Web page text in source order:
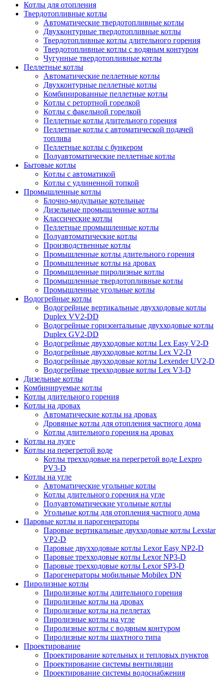
Котлы для отопления
Твердотопливные котлы
Автоматические твердотопливные котлы
Двухконтурные твердотопливные котлы
Твердотопливные котлы длительного горения
Твердотопливные котлы с водяным контуром
Чугунные твердотопливные котлы
Пеллетные котлы
Автоматические пеллетные котлы
Двухконтурные пеллетные котлы
Комбинированные пеллетные котлы
Котлы с ретортной горелкой
Котлы с факельной горелкой
Пеллетные котлы длительного горения
Пеллетные котлы с автоматической подачей
топлива
Пеллетные котлы с бункером
Полуавтоматические пеллетные котлы
Бытовые котлы
Котлы с автоматикой
Котлы с удлиненной топкой
Промышленные котлы
Блочно-модульные котельные
Дизельные промышленные котлы
Классические котлы
Пеллетные промышленные котлы
Полуавтоматические котлы
Производственные котлы
Промышленные котлы длительного горения
Промышленные котлы на дровах
Промышленные пиролизные котлы
Промышленные твердотопливные котлы
Промышленные угольные котлы
Водогрейные котлы
Водогрейные вертикальные двухходовые котлы
Duplex VV2-DD
Водогрейные горизонтальные двухходовые котлы
Duplex GV2-DD
Водогрейные двухходовые котлы Lex Easy V2-D
Водогрейные двухходовые котлы Lex V2-D
Водогрейные двухходовые котлы Lexender UV2-D
Водогрейные трехходовые котлы Lex V3-D
Дизельные котлы
Комбинируемые котлы
Котлы длительного горения
Котлы на дровах
Автоматические котлы на дровах
Дровяные котлы для отопления частного дома
Котлы длительного горения на дровах
Котлы на лузге
Котлы на перегретой воде
Котлы трехходовые на перегретой воде Lexpro
PV3-D
Котлы на угле
Автоматические угольные котлы
Котлы длительного горения на угле
Полуавтоматические угольные котлы
Угольные котлы для отопления частного дома
Паровые котлы и парогенераторы
Паровые вертикальные двухходовые котлы Lexstar
VP2-D
Паровые двухходовые котлы Lexor Easy NP2-D
Паровые трехходовые котлы Lexor NP3-D
Паровые трехходовые котлы Lexor SP3-D
Парогенераторы мобильные Mobilex DN
Пиролизные котлы
Пиролизные котлы длительного горения
Пиролизные котлы на дровах
Пиролизные котлы на пеллетах
Пиролизные котлы на угле
Пиролизные котлы с водяным контуром
Пиролизные котлы шахтного типа
Проектирование
Проектирование котельных и тепловых пунктов
Проектирование системы вентиляции
Проектирование системы водоснабжения